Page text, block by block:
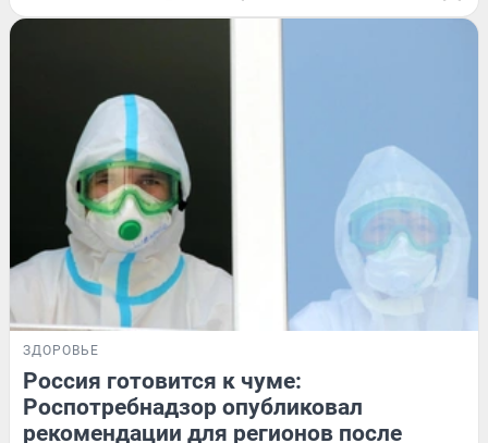
ЗДОРОВЬЕ
Россия готовится к чуме:
Роспотребнадзор опубликовал
рекомендации для регионов после